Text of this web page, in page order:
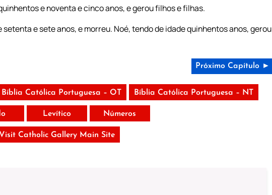
e noventa e cinco anos, e gerou filhos e filhas.
e sete anos, e morreu. Noé, tendo de idade quinhentos anos, gerou
Próximo Capítulo ►
Bíblia Católica Portuguesa – OT Bíblia Católica Portuguesa – NT
Levítico Números
Visit Catholic Gallery Main Site